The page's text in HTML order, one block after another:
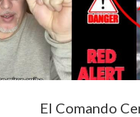
El Comando